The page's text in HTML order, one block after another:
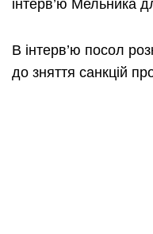
інтерв’ю Мельника
В інтерв’ю посол
до зняття санкцій